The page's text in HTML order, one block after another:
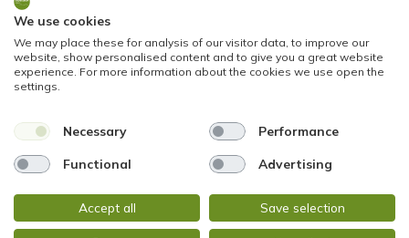
OSTPARK - TOLLER SCHNITT UND HERRLICHER
FERNBLICK
Etagenwohnung
We use cookies
We may place these for analysis of our visitor data, to improve our
website, show personalised content and to give you a great website
experience. For more information about the cookies we use open the
settings.
Necessary Performance
Functional Advertising
Accept all Save selection